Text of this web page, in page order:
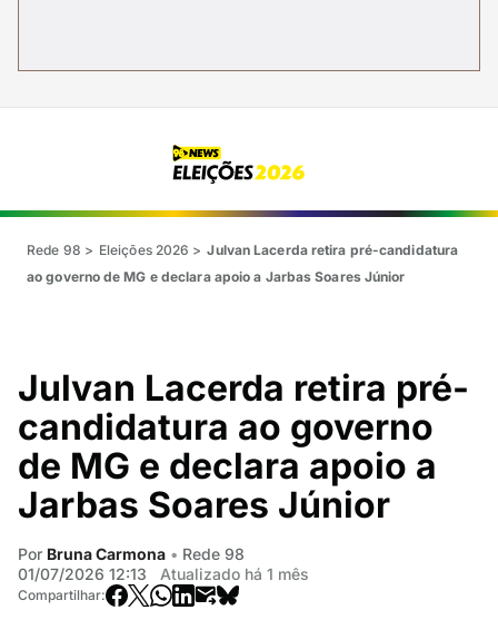
Rede 98 > Eleições 2026 > Julvan Lacerda retira pré-candidatura
ao governo de MG e declara apoio a Jarbas Soares Júnior
Julvan Lacerda retira pré-
candidatura ao governo
de MG e declara apoio a
Jarbas Soares Júnior
Por Bruna Carmona • Rede 98
01/07/2026 12:13
Atualizado há 1 mês
Compartilhar: